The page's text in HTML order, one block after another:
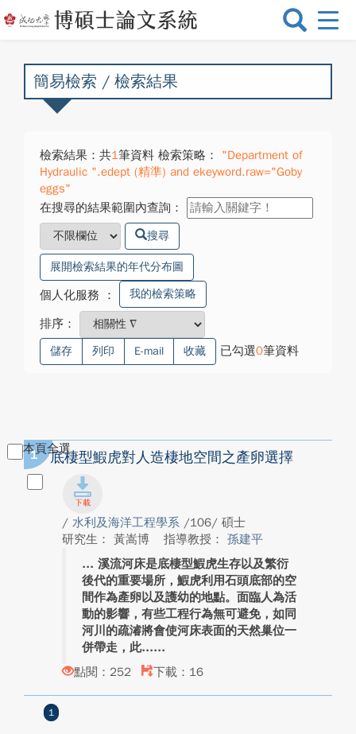
選
換
簡易檢索 / 檢索結果
檢索結果：共1筆資料 檢索策略：
"Department of
Hydraulic ".edept (精準) and ekeyword.raw="Goby
eggs"
在搜尋的結果範圍內查詢：
搜尋
展開檢索結果的年代分布圖
個人化服務 ： 我的檢索策略
排序：
儲存 列印 E-mail 收藏 已勾選0筆資料
本頁全選
1 底棲型鰕虎對人造棲地空間之產卵選擇
/ 水利及海洋工程學系 /106/ 碩士
研究生： 黃嵩博
指導教授： 孫建平
溪流河床是底棲型鰕虎生存以及繁衍
後代的重要場所，鰕虎利用石頭底部的空
間作為產卵以及護幼的地點。面臨人為活
動的影響，有些工程行為無可避免，如同
河川的疏濬將會使河床表面的天然巢位一
併帶走，此...
點閱：252
下載：16
1